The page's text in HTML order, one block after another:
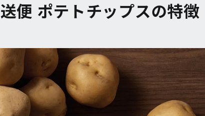
便 ポテトチップスの特徴